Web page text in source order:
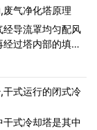
若干的优劣，是
气净化塔原理
导流罩均匀配风
过塔内部的填料
学成份被吸附剂
式运行的闭式冷
式冷却塔是其中